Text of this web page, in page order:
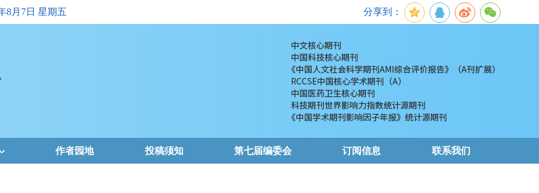
8月7日 星期五 分享到：
作者园地 投稿须知 第七届编委会 订阅信息 联系我们